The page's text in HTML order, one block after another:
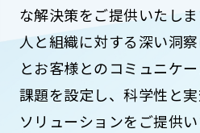
な解決策をご提供いたしま
人と組織に対する深い洞
とお客様とのコミュニケ
課題を設定し、科学性と
ソリューションをご提供い